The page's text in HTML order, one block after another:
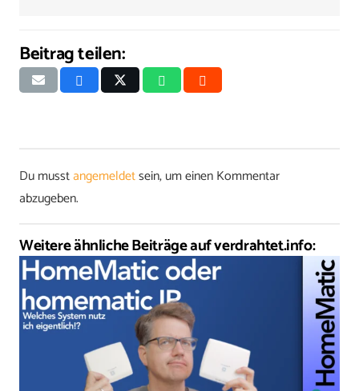
Beitrag teilen:
Du musstangemeldetsein, um einen Kommentar
abzugeben.
Weitere ähnliche Beiträge auf verdrahtet.info: